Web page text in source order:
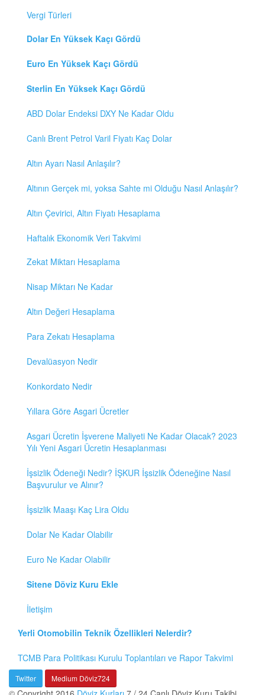
Vergi Türleri
Dolar En Yüksek Kaçı Gördü
Euro En Yüksek Kaçı Gördü
Sterlin En Yüksek Kaçı Gördü
ABD Dolar Endeksi DXY Ne Kadar Oldu
Canlı Brent Petrol Varil Fiyatı Kaç Dolar
Altın Ayarı Nasıl Anlaşılır?
Altının Gerçek mi, yoksa Sahte mi Olduğu Nasıl Anlaşılır?
Altın Çevirici, Altın Fiyatı Hesaplama
Haftalık Ekonomik Veri Takvimi
Zekat Miktarı Hesaplama
Nisap Miktarı Ne Kadar
Altın Değeri Hesaplama
Para Zekatı Hesaplama
Devalüasyon Nedir
Konkordato Nedir
Yıllara Göre Asgari Ücretler
Asgari Ücretin İşverene Maliyeti Ne Kadar Olacak? 2023
Yılı Yeni Asgari Ücretin Hesaplanması
İşsizlik Ödeneği Nedir? İŞKUR İşsizlik Ödeneğine Nasıl
Başvurulur ve Alınır?
İşsizlik Maaşı Kaç Lira Oldu
Dolar Ne Kadar Olabilir
Euro Ne Kadar Olabilir
Sitene Döviz Kuru Ekle
İletişim
Yerli Otomobilin Teknik Özellikleri Nelerdir?
TCMB Para Politikası Kurulu Toplantıları ve Rapor Takvimi
Twitter Medium Döviz724